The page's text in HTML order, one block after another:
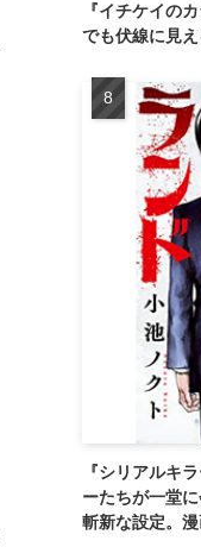
『イチケイの
でも伏線に見
『シリアルキ
ーたちが一堂
斬新な設定。